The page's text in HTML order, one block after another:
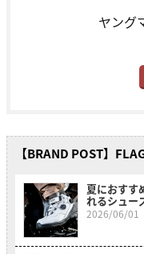
ヤング
【BRAND POST】
夏におすす
れるシュー
2026/06/01